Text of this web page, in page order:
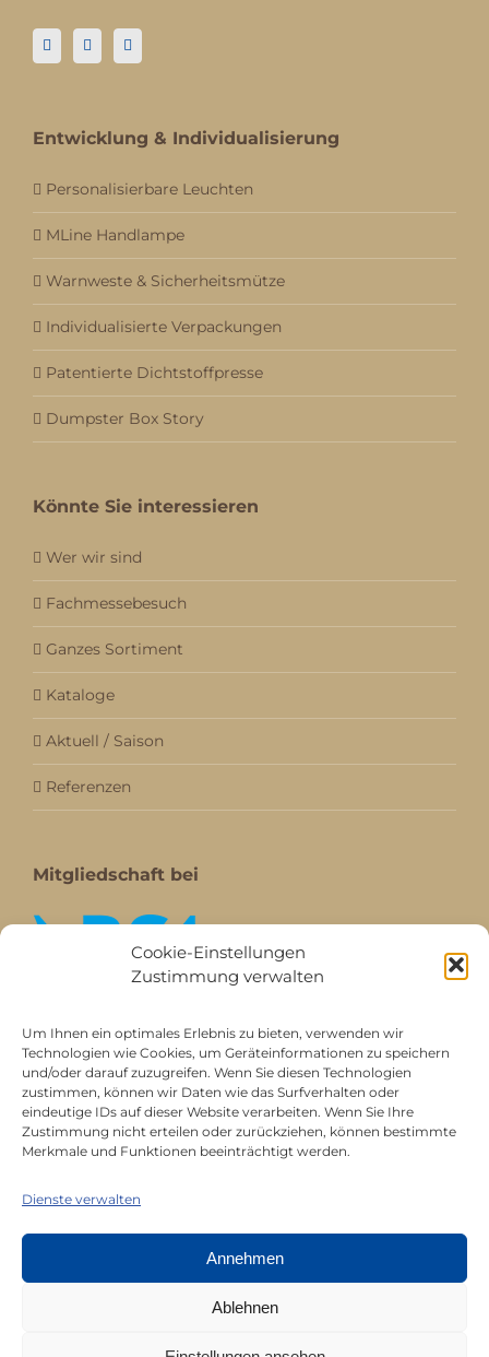
Cookie-Einstellungen
Zustimmung verwalten
Um Ihnen ein optimales Erlebnis zu bieten, verwenden wir
Technologien wie Cookies, um Geräteinformationen zu speichern
und/oder darauf zuzugreifen. Wenn Sie diesen Technologien
zustimmen, können wir Daten wie das Surfverhalten oder
eindeutige IDs auf dieser Website verarbeiten. Wenn Sie Ihre
Zustimmung nicht erteilen oder zurückziehen, können bestimmte
Merkmale und Funktionen beeinträchtigt werden.
Dienste verwalten
Annehmen
Ablehnen
Entwicklung & Individualisierung
Personalisierbare Leuchten
MLine Handlampe
Warnweste & Sicherheitsmütze
Individualisierte Verpackungen
Patentierte Dichtstoffpresse
Dumpster Box Story
Könnte Sie interessieren
Wer wir sind
Fachmessebesuch
Ganzes Sortiment
Kataloge
Aktuell / Saison
Referenzen
Mitgliedschaft bei
All rights reserved © Juerg Siegrist AG 2026 |
Datenschutz|Impressum